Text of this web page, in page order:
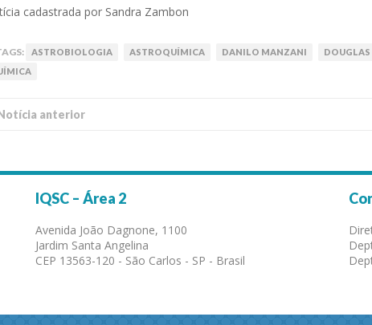
cadastrada por Sandra Zambon
ASTROBIOLOGIA ASTROQUÍMICA DANILO MANZANI
anterior
IQSC – Área 2
Avenida João Dagnone, 1100
Jardim Santa Angelina
CEP 13563-120 - São Carlos - SP - Brasil